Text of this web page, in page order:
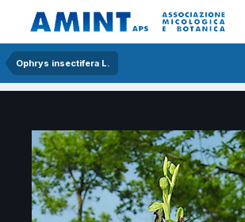
Ophrys insectifera L.